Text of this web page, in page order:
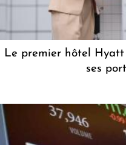
Le premier hôtel
ses